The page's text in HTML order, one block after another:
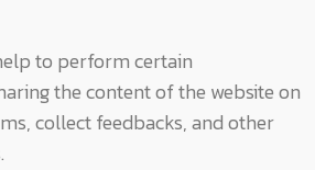
to perform certain
the content of the website on
collect feedbacks, and other